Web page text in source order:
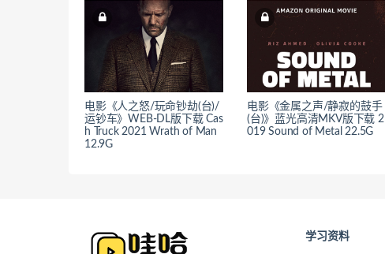
电影《人之怒/玩命钞劫(台)/
运钞车》WEB-DL版下载 Cas
h Truck 2021 Wrath of Man
12.9G
电影《金属之声/静寂的鼓手
(台)》蓝光高清MKV版下载 2
019 Sound of Metal 22.5G
学习资料